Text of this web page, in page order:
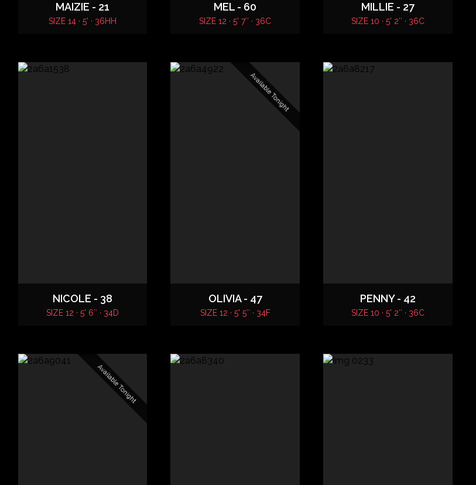
MAIZIE - 21
SIZE 14 · 5' · 36HH
MEL - 60
SIZE 12 · 5' 7″ · 36C
MILLIE - 27
SIZE 10 · 5' 2″ · 36C
NICOLE - 38
SIZE 12 · 5' 6″ · 34D
Available Tonight
OLIVIA - 47
SIZE 12 · 5' 5″ · 34F
PENNY - 42
SIZE 10 · 5' 2″ · 36C
Available Tonight